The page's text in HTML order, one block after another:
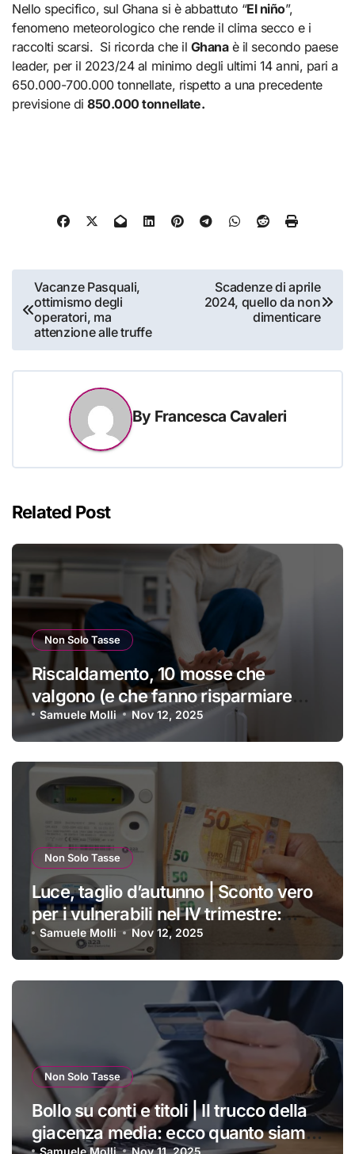
Nello specifico, sul Ghana si è abbattuto “El niño”,
fenomeno meteorologico che rende il clima secco e i
raccolti scarsi. Si ricorda che il Ghanaè il secondo paese
leader, per il 2023/24 al minimo degli ultimi 14 anni, pari a
650.000-700.000 tonnellate, rispetto a una precedente
previsione di850.000 tonnellate.
Navigazione
articoli
Vacanze Pasquali,
ottimismo degli
operatori, ma
attenzione alle truffe
Scadenze di aprile
2024, quello da non
dimenticare
By Francesca Cavaleri
Related Post
Non Solo Tasse
Riscaldamento, 10 mosse che
valgono (e che fanno risparmiare
tanti soldini) | I trucchi migliori per
passare un inverno spettacolare
Samuele Molli Nov 12, 2025
Non Solo Tasse
Luce, taglio d’autunno | Sconto vero
per i vulnerabili nel IV trimestre:
ecco a chi si applica e come
ottenerlo
Samuele Molli Nov 12, 2025
Non Solo Tasse
Bollo su conti e titoli | Il trucco della
giacenza media: ecco quanto siamo
Samuele Molli Nov 11, 2025